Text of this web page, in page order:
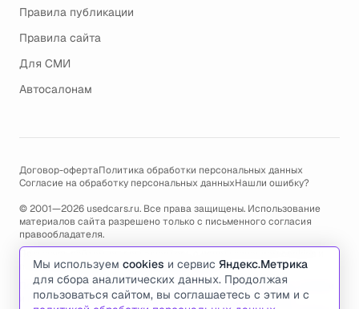
Правила публикации
Правила сайта
Для СМИ
Автосалонам
Договор-офертаПолитика обработки персональных данных
Согласие на обработку персональных данныхНашли ошибку?
© 2001—2026 usedcars.ru. Все права защищены. Использование
материалов сайта разрешено только с письменного согласия
правообладателя.
Пользуясь сайтом, вы соглашаетесь с использованием cookies и
политикой обработки персональных данных.
По всем вопросам связанным с работой сайта, ошибками, глюками
и проблемами обращайтесь по адресу электронной почты
Мы используем cookies и сервис Яндекс.Метрика
для сбора аналитических данных. Продолжая
пользоваться сайтом, вы соглашаетесь с этим и с